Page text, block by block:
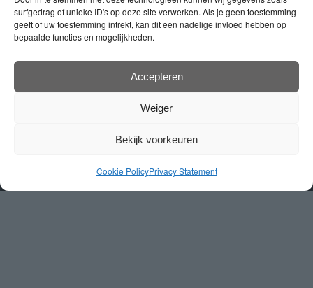
surfgedrag of unieke ID's op deze site verwerken. Als je geen toestemming
geeft of uw toestemming intrekt, kan dit een nadelige invloed hebben op
bepaalde functies en mogelijkheden.
Accepteren
Weiger
Bekijk voorkeuren
Cookie PolicyPrivacy Statement
Brasserie De Huiskamer.